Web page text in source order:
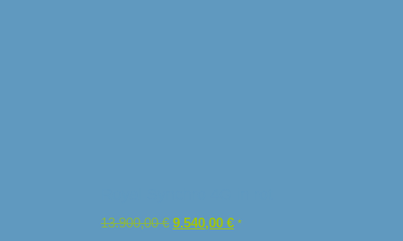
13.900,00€ 9.540,00 € *